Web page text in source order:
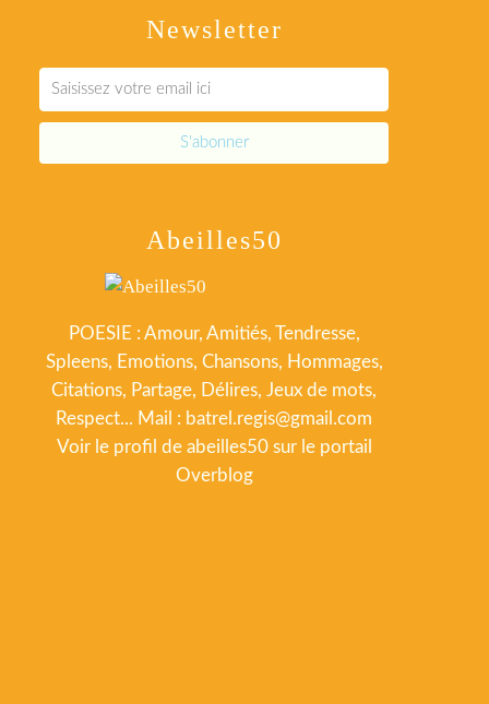
Newsletter
Abeilles50
POESIE : Amour, Amitiés, Tendresse,
Spleens, Emotions, Chansons, Hommages,
Citations, Partage, Délires, Jeux de mots,
Respect... Mail : batrel.regis@gmail.com
Voir le profil de abeilles50sur le portail
Overblog